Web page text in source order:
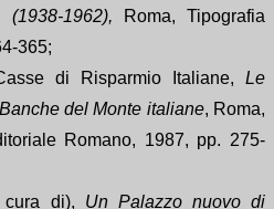
1962), Roma, Tipografia
365;
di Risparmio Italiane, Le
del Monte italiane, Roma,
Romano, 1987, pp. 275-
di), Un Palazzo nuovo di